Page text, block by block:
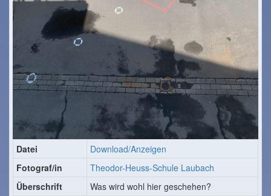
Datei
Download/Anzeigen
Fotograf/in
Theodor-Heuss-Schule Laubach
Überschrift
Was wird wohl hier geschehen?